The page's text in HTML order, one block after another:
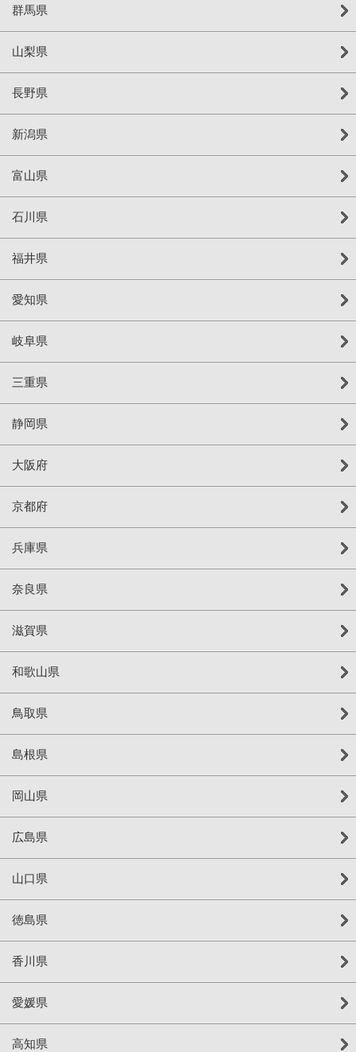
群馬県
山梨県
長野県
新潟県
富山県
石川県
福井県
愛知県
岐阜県
三重県
静岡県
大阪府
京都府
兵庫県
奈良県
滋賀県
和歌山県
鳥取県
島根県
岡山県
広島県
山口県
徳島県
香川県
愛媛県
高知県